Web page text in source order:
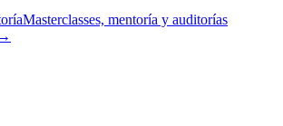
Masterclasses, mentoría y auditorías